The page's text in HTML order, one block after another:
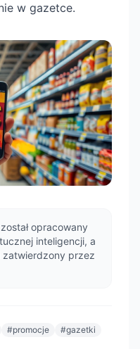
w gazetce.
opracowany
inteligencji, a
przez
#promocje
#gazetki